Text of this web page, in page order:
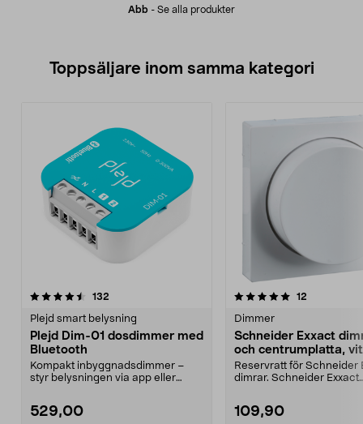
Abb - Se alla produkter
Toppsäljare inom samma kategori
132
Plejd smart belysning
Plejd Dim-01 dosdimmer med
Bluetooth
Kompakt inbyggnadsdimmer –
styr belysningen via app eller
529,00
5.0 av 5 stjärnor 12
Dimmer
Schneider Exxact
och centrumplatta, vit
Reservratt för Schneider
dimrar. Schneider Exxact
109,90
5.0 av 5 stjärnor